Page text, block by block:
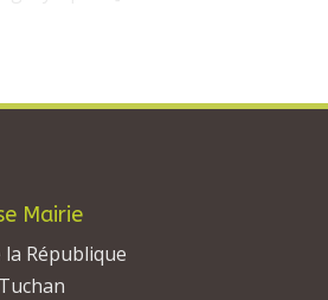
Mairie
la République